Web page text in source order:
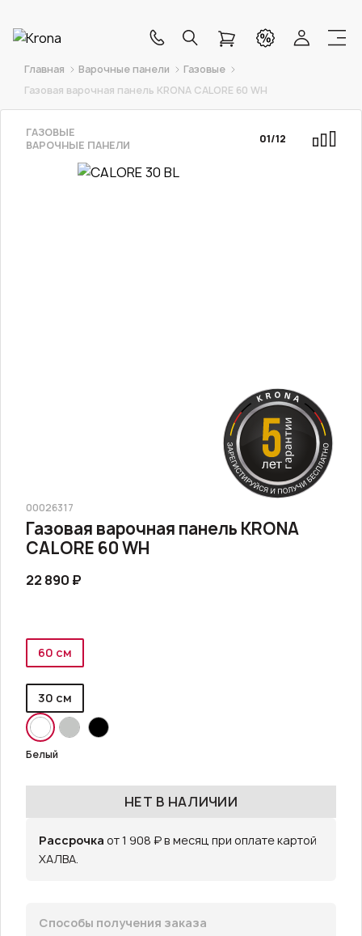
Главная Варочные панели
Газовые
Газовая варочная панель KRONA CALORE 60 WH
ГАЗОВЫЕ
ВАРОЧНЫЕ ПАНЕЛИ
01/12
00026317
Газовая варочная панель KRONA
CALORE 60 WH
22 890 ₽
60 см
30 см
Белый
НЕТ В НАЛИЧИИ
Рассрочка от 1 908 ₽ в месяц при оплате картой
ХАЛВА.
Способы получения заказа